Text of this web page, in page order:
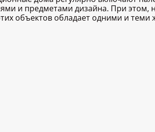
и предметами дизайна. При этом,
объектов обладает одними и теми